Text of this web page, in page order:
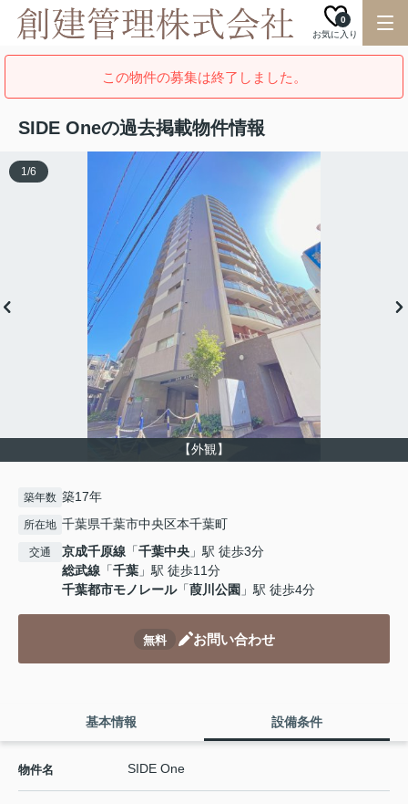
お気に入り
0
この物件の募集は終了しました。
SIDE Oneの過去掲載物件情報
【外観】
1/6
築年数 築17年
所在地 千葉県千葉市中央区本千葉町
交通 京成千原線 「千葉中央 」駅 徒歩3分
総武線 「千葉 」駅 徒歩11分
千葉都市モノレール「葭川公園 」駅 徒歩4分
無料 お問い合わせ
基本情報 設備条件
物件名 SIDE One